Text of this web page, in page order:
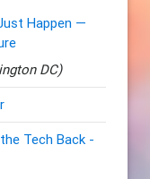
Happen —
DC)
Tech Back -